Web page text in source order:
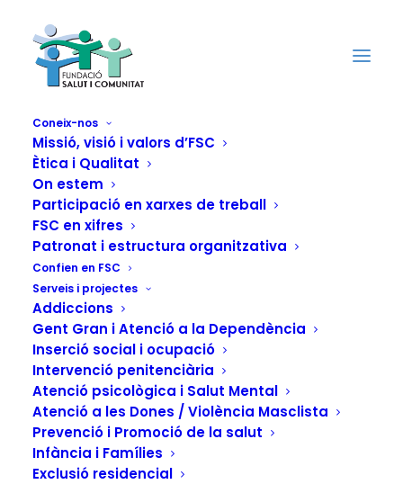
Coneix-nos
Missió, visió i valors d’FSC
Ètica i Qualitat
On estem
Participació en xarxes de treball
FSC en xifres
Patronat i estructura organitzativa
Confien en FSC
Serveis i projectes
Addiccions
Gent Gran i Atenció a la Dependència
Inserció social i ocupació
Intervenció penitenciària
Atenció psicològica i Salut Mental
Atenció a les Dones / Violència Masclista
Prevenció i Promoció de la salut
Infància i Famílies
Exclusió residencial
Reivindicant la
nostra diversitat:
'Espai Ariadna', una
sortida del laberint
per dones que
pateixen violència i
addiccions
22 DE NOVEMBRE DE 2013
SALUD Y COMUNIDAD